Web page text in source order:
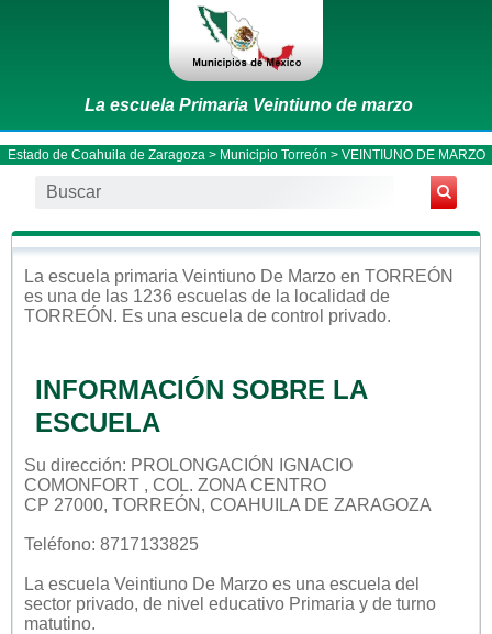
La escuela Primaria Veintiuno de marzo
Estado de Coahuila de Zaragoza > Municipio Torreón > VEINTIUNO DE MARZO
La escuela primaria Veintiuno De Marzo en TORREÓN
es una de las 1236 escuelas de la localidad de
TORREÓN . Es una escuela de control privado.
INFORMACIÓN SOBRE LA
ESCUELA
Su dirección: PROLONGACIÓN IGNACIO
COMONFORT , COL. ZONA CENTRO
CP 27000, TORREÓN, COAHUILA DE ZARAGOZA
Teléfono: 8717133825
La escuela Veintiuno De Marzo es una escuela del
sector privado, de nivel educativo Primaria y de turno
matutino.